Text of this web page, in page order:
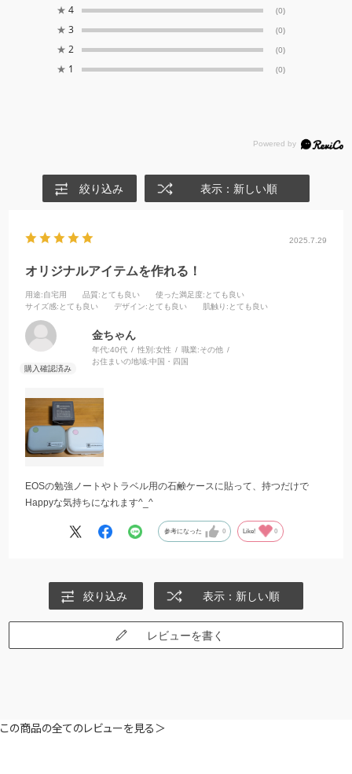
★ 4 (0)
★ 3 (0)
★ 2 (0)
★ 1 (0)
絞り込み 表示：新しい順
2025.7.29
オリジナルアイテムを作れる！
用途:自宅用 品質:とても良い 使った満足度:とても良い
サイズ感:とても良い デザイン:とても良い 肌触り :とても良い
金ちゃん
年代:40代 性別:女性 職業:その他
お住まいの地域:中国・四国
EOSの勉強ノートやトラベル用の石鹸ケースに貼って、持つだけで
Happyな気持ちになれます^⁠_⁠^
参考になった 0 Like! 0
絞り込み 表示：新しい順
レビューを書く
この商品の全てのレビューを見る＞